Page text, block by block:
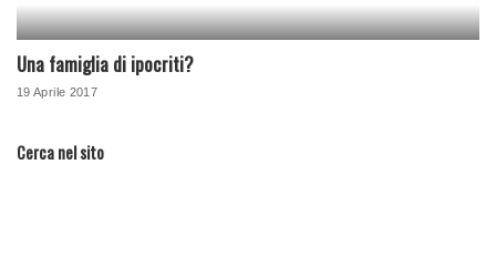
Una famiglia di ipocriti?
19 Aprile 2017
Cerca nel sito